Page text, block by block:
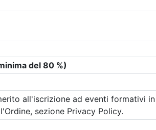
6/8/2026